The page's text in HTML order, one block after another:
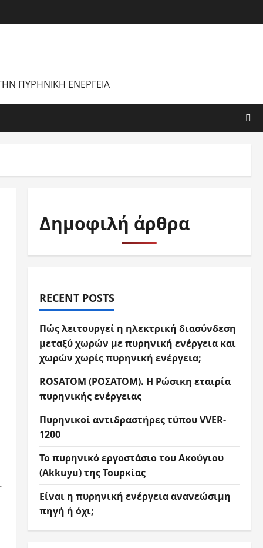
ΠΥΡΗΝΙΚΉ ΕΝΈΡΓΕΙΑ
Δημοφιλή άρθρα
RECENT POSTS
Πώς λειτουργεί η ηλεκτρική διασύνδεση
μεταξύ χωρών με πυρηνική ενέργεια και
χωρών χωρίς πυρηνική ενέργεια;
ROSATOM (ΡΟΣΑΤΟΜ). Η Ρώσικη εταιρία
πυρηνικής ενέργειας
Πυρηνικοί αντιδραστήρες τύπου VVER-
1200
Το πυρηνικό εργοστάσιο του Ακούγιου
(Akkuyu) της Τουρκίας
Είναι η πυρηνική ενέργεια ανανεώσιμη
πηγή ή όχι;